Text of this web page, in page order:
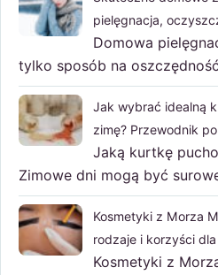
pielęgnacja,
Domowa
tylko sposób na
Jak wybrać idealną
zimę? Przewodnik
Jaką kurtkę
Zimowe dni mogą być
Kosmetyki z Morza
rodzaje i korzyści
Kosmetyki z